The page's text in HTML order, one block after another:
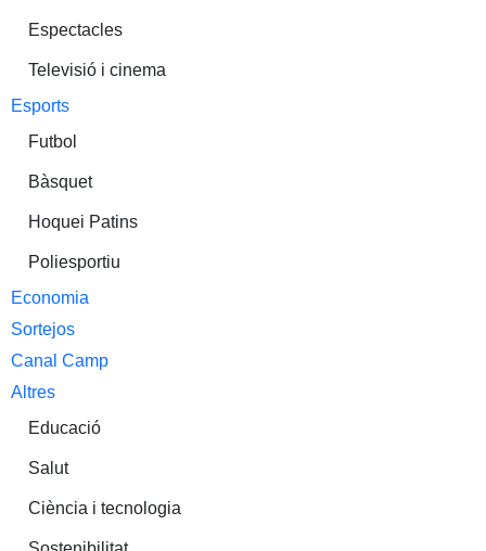
Espectacles
Televisió i cinema
Esports
Futbol
Bàsquet
Hoquei Patins
Poliesportiu
Economia
Sortejos
Canal Camp
Altres
Educació
Salut
Ciència i tecnologia